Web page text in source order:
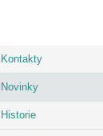
Kontakty
Novinky
Historie